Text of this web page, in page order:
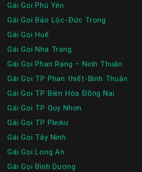
Gái Gọi Phú Yên
Gái Gọi Bảo Lộc-Đức Trọng
Gái Gọi Huế
Gái Gọi Nha Trang
Gái Gọi Phan Rang – Ninh Thuận
Gái Gọi TP Phan thiết-Bình Thuận
Gái Gọi TP Biên Hòa Đồng Nai
Gái Gọi TP Quy Nhơn
Gái Gọi TP Pleiku
Gái Gọi Tây Ninh
Gái Gọi Long An
Gái Gọi Bình Dương